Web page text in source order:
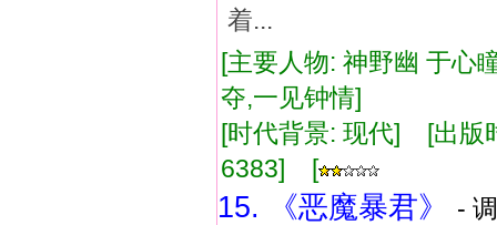
着...
[主要人物: 神野幽 于
夺,一见钟情]
[时代背景: 现代] [出
6383] [
15. 《恶魔暴君》
-